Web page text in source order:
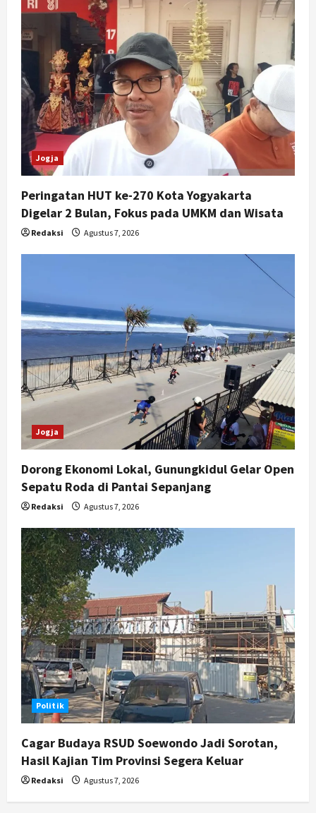
Jogja
Peringatan HUT ke-270 Kota Yogyakarta
Digelar 2 Bulan, Fokus pada UMKM dan Wisata
Redaksi Agustus 7, 2026
Jogja
Dorong Ekonomi Lokal, Gunungkidul Gelar Open
Sepatu Roda di Pantai Sepanjang
Redaksi Agustus 7, 2026
Politik
Cagar Budaya RSUD Soewondo Jadi Sorotan,
Hasil Kajian Tim Provinsi Segera Keluar
Redaksi Agustus 7, 2026